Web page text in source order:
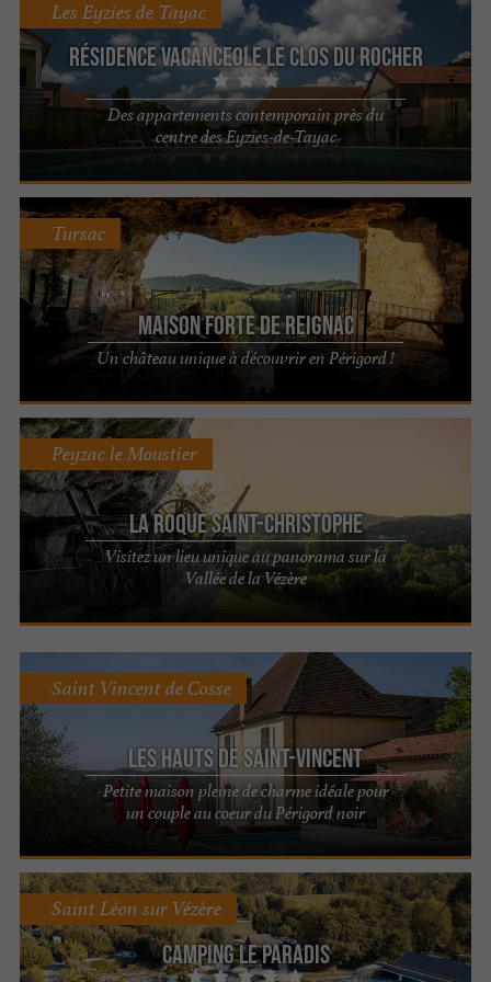
Résidence Vacanceole Le Clos du Rocher
Des appartements contemporain près du
centre des Eyzies-de-Tayac
Les Eyzies de Tayac
Maison Forte de Reignac
Un château unique à découvrir en Périgord !
Tursac
La Roque Saint-Christophe
Visitez un lieu unique au panorama sur la
Vallée de la Vézère
Peyzac le Moustier
Les Hauts de Saint-Vincent
Petite maison pleine de charme idéale pour
un couple au coeur du Périgord noir
Saint Vincent de Cosse
Camping Le Paradis
Saint Léon sur Vézère